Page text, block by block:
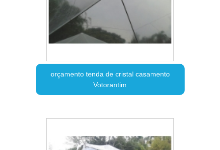
orçamento tenda de cristal casamento
Votorantim